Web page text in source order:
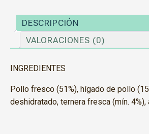
DESCRIPCIÓN
VALORACIONES (0)
INGREDIENTES
Pollo fresco (51%), hígado de pollo
deshidratado, ternera fresca (mín. 4%),